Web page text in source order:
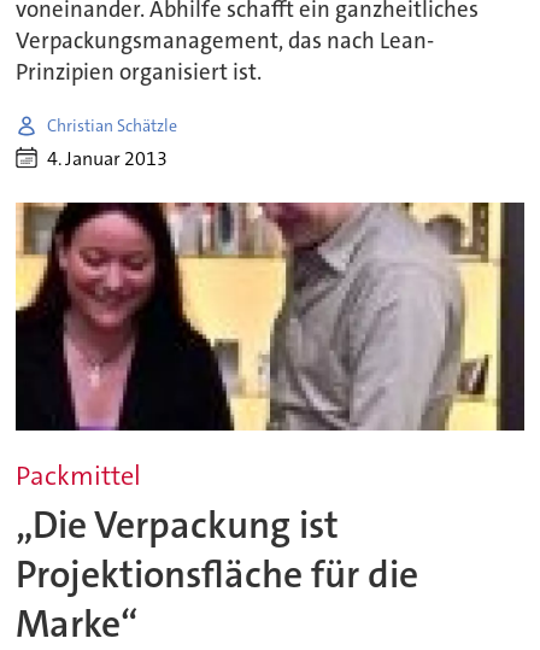
voneinander. Abhilfe schafft ein ganzheitliches
Verpackungsmanagement, das nach Lean-
Prinzipien organisiert ist.
Christian Schätzle
4. Januar 2013
Packmittel
„Die Verpackung ist
Projektionsfläche für die
Marke“